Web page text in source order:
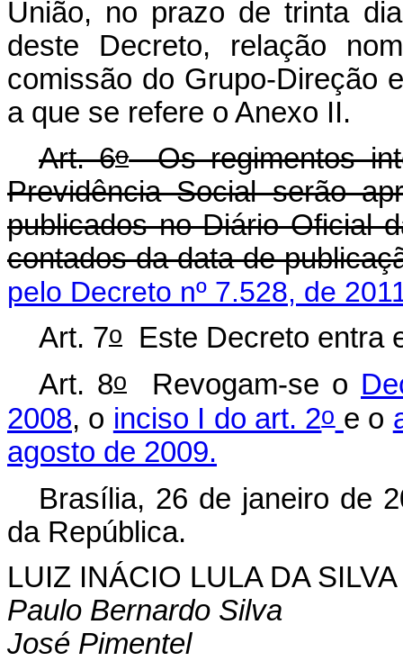
União, no prazo de trinta
deste Decreto, relação
comissão do Grupo-Direção
a que se refere o Anexo II.
Art. 6oOs regimentos
Previdência Social serão
publicados no Diário Oficial
contados da data de
pelo Decreto nº 7.528, de
Art. 7o
Este Decreto entra
Art. 8o Revogam-se o
2008, o inciso I do art. 2o e o
agosto de 2009.
Brasília, 26 de janeiro de
da República.
LUIZ INÁCIO LULA DA SILVA
Paulo Bernardo Silva
José Pimentel